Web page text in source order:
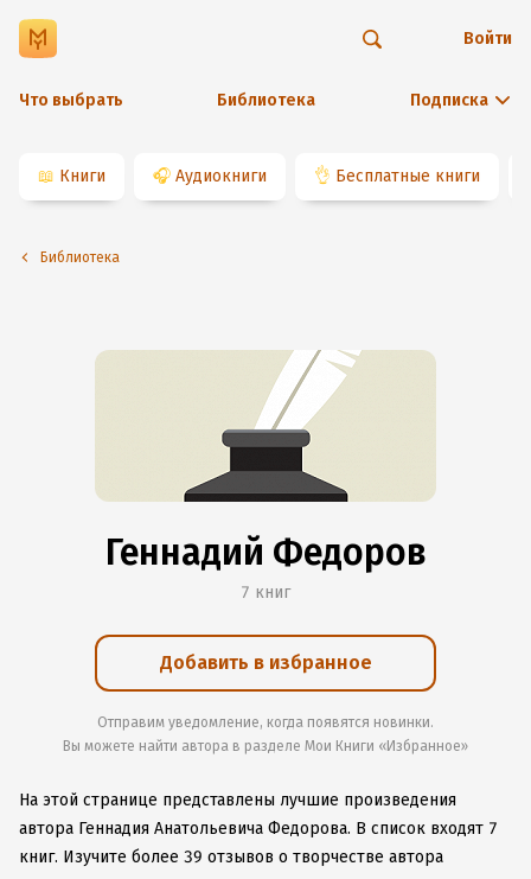
Что выбрать Библиотека Подписка
Войти
📖 Книги 🎧 Аудиокниги 👌 Бесплатные книги
Библиотека
Геннадий Федоров
7 книг
Добавить в избранное
Отправим уведомление, когда появятся новинки.
Вы можете найти автора в разделе Мои Книги «Избранное»
На этой странице представлены лучшие произведения
автора Геннадия Анатольевича Федорова. В список входят 7
книг. Изучите более 39 отзывов о творчестве автора